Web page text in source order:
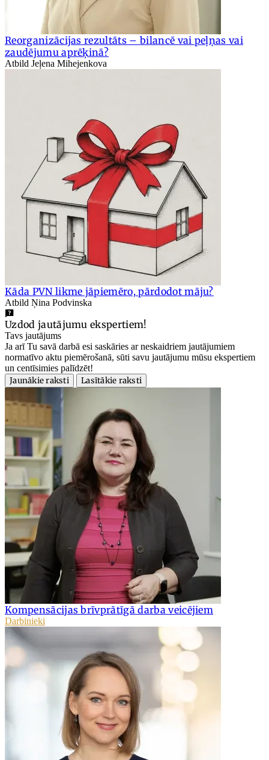
Reorganizācijas rezultāts – bilancē vai peļņas vai
zaudējumu aprēķinā?
Atbild Jeļena Mihejenkova
Kāda PVN likme jāpiemēro, pārdodot māju?
Atbild Ņina Podvinska
Uzdod jautājumu ekspertiem!
Tavs jautājums
Ja arī Tu savā darbā esi saskāries ar neskaidriem jautājumiem
normatīvo aktu piemērošanā, sūti savu jautājumu mūsu ekspertiem
un centīsimies palīdzēt!
Jaunākie raksti
Lasītākie raksti
Kompensācijas brīvprātīgā darba veicējiem
Darbinieki